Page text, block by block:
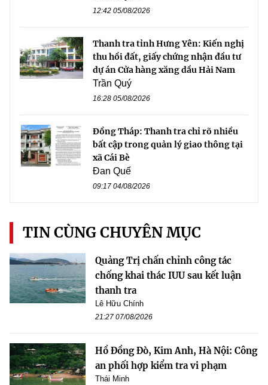
12:42 05/08/2026
Thanh tra tỉnh Hưng Yên: Kiến nghị
thu hồi đất, giấy chứng nhận đầu tư
dự án Cửa hàng xăng dầu Hải Nam
Trần Quý
16:28 05/08/2026
Đồng Tháp: Thanh tra chỉ rõ nhiều
bất cập trong quản lý giao thông tại
xã Cái Bè
Đan Quế
09:17 04/08/2026
TIN CÙNG CHUYÊN MỤC
Quảng Trị chấn chỉnh công tác
chống khai thác IUU sau kết luận
thanh tra
Lê Hữu Chính
21:27 07/08/2026
Hồ Đồng Đò, Kim Anh, Hà Nội: Công
an phối hợp kiểm tra vi phạm
Thái Minh